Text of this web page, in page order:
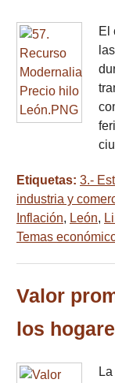
El
Etiquetas: 3.-
industria y
Inflación, León,
Temas
Valor
los